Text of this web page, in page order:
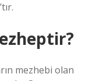
mezhebi olan